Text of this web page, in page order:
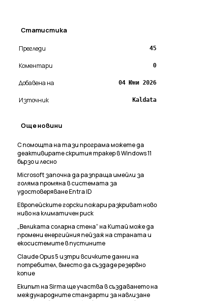
Статистика
Прегледи 45
Коментари 0
Добавена на 04 Юни 2026
Източник Kaldata
Още новини
С помощта на тази програма можете да
деактивирате скрития тракер в Windows 11
бързо и лесно
Microsoft започна да разпраща имейли за
голяма промяна в системата за
удостоверяване Entra ID
Европейските горски пожари разкриват ново
ниво на климатичен риск
„Великата соларна стена“ на Китай може да
промени енергийния пейзаж на страната и
екосистемите в пустините
Claude Opus 5 изтри всичките данни на
потребител, вместо да създаде резервно
копие
Екипът на Sirma ще участва в създаването на
международните стандарти за навлизане